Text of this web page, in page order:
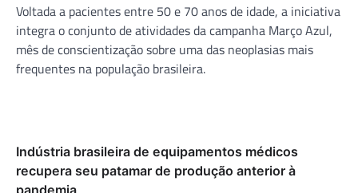
Voltada a pacientes entre 50 e 70 anos de idade, a iniciativa
integra o conjunto de atividades da campanha Março Azul,
mês de conscientização sobre uma das neoplasias mais
frequentes na população brasileira.
Indústria brasileira de equipamentos médicos
recupera seu patamar de produção anterior à
pandemia